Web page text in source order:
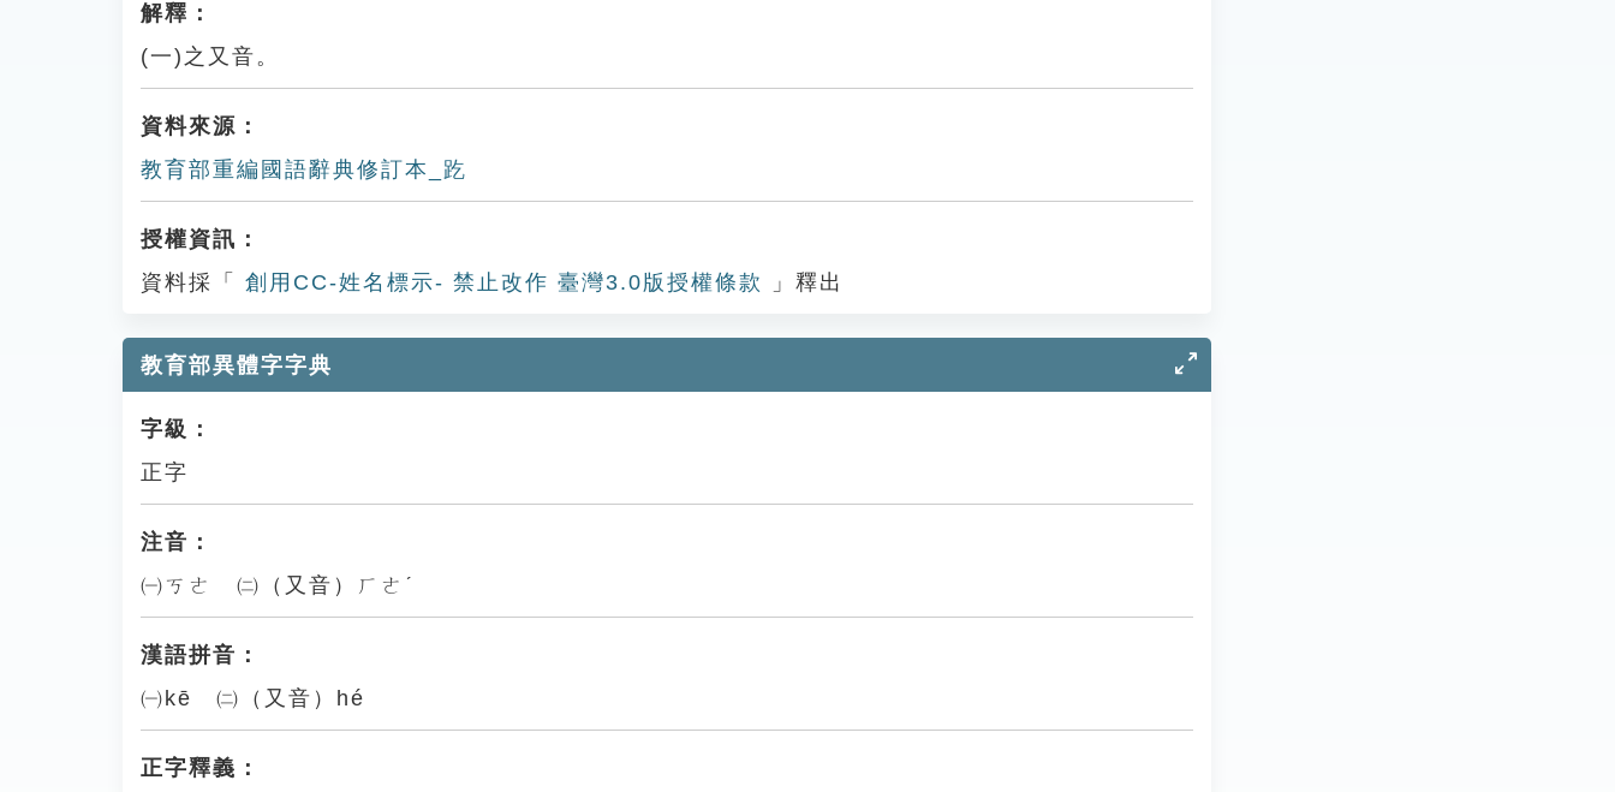
解釋：
(一)之又音。
資料來源：
教育部重編國語辭典修訂本_趷
授權資訊：
資料採「
創用CC-姓名標示- 禁止改作 臺灣3.0版授權條款 」釋出
教育部異體字字典
字級：
正字
注音：
㈠ㄎㄜ ㈡（又音）ㄏㄜˊ
漢語拼音：
㈠kē ㈡（又音）hé
正字釋義：